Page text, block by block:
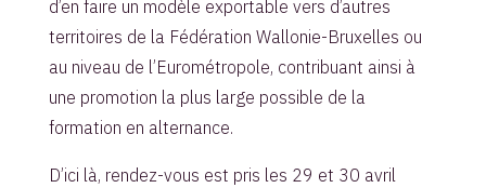
d’en faire un modèle exportable vers d’autres
territoires de la Fédération Wallonie-Bruxelles ou
au niveau de l’Eurométropole, contribuant ainsi à
une promotion la plus large possible de la
formation en alternance.
D’ici là, rendez-vous est pris les 29 et 30 avril